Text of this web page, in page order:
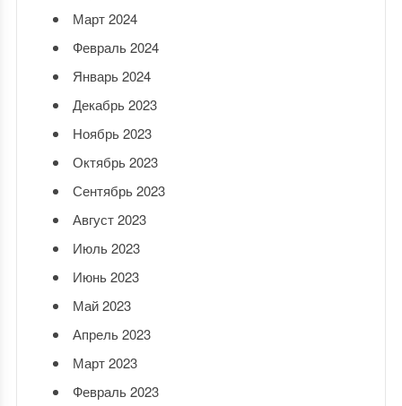
Март 2024
Февраль 2024
Январь 2024
Декабрь 2023
Ноябрь 2023
Октябрь 2023
Сентябрь 2023
Август 2023
Июль 2023
Июнь 2023
Май 2023
Апрель 2023
Март 2023
Февраль 2023